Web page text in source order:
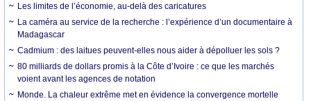
Les limites de l’économie, au-delà des caricatures
La caméra au service de la recherche : l’expérience d’un documentaire à
Madagascar
Cadmium : des laitues peuvent-elles nous aider à dépolluer les sols ?
80 milliards de dollars promis à la Côte d’Ivoire : ce que les marchés
voient avant les agences de notation
Monde. La chaleur extrême met en évidence la convergence mortelle